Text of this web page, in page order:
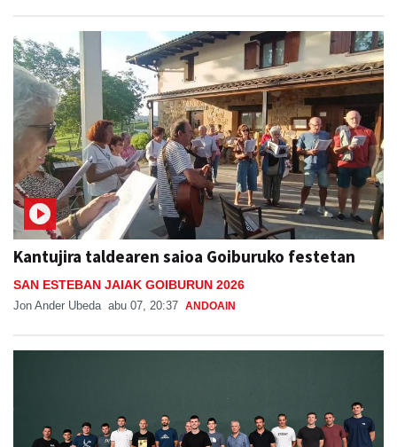
Kantujira taldearen saioa Goiburuko festetan
SAN ESTEBAN JAIAK GOIBURUN 2026
Jon Ander Ubeda abu 07, 20:37 ANDOAIN